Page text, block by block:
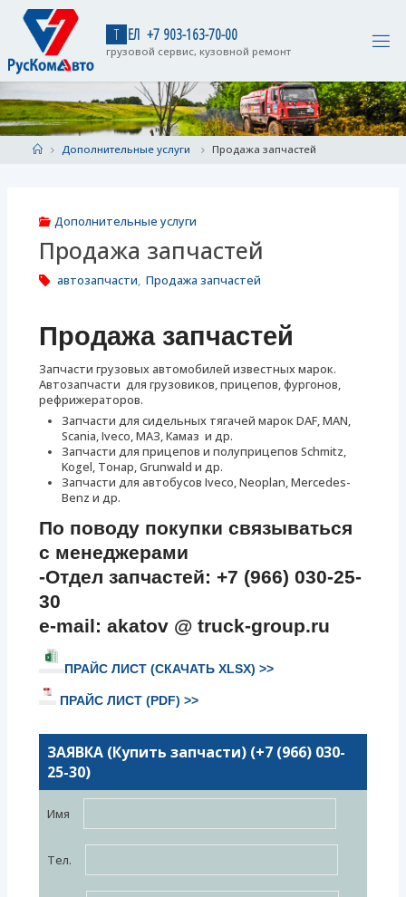
content
Т ЕЛ +7 903-163-70-00
грузовой сервис, кузовной ремонт
HomeДополнительные услуги Продажа запчастей
Дополнительные услуги
Продажа запчастей
автозапчасти, Продажа запчастей
Продажа запчастей
Запчасти грузовых автомобилей известных марок.
Автозапчасти для грузовиков, прицепов, фургонов,
рефрижераторов.
Запчасти для сидельных тягачей марок DAF, MAN,
Scania, Iveco, МАЗ, Камаз и др.
Запчасти для прицепов и полуприцепов Schmitz,
Kogel, Тонар, Grunwald и др.
Запчасти для автобусов Iveco, Neoplan, Mercedes-
Benz и др.
По поводу покупки связываться
с менеджерами
-Отдел запчастей: +7 (966) 030-25-
30
e-mail: akatov @ truck-group.ru
ПРАЙС ЛИСТ (СКАЧАТЬ XLSX) >>
ПРАЙС ЛИСТ (PDF) >>
ЗАЯВКА (Купить запчасти) (+7 (966) 030-
25-30)
Имя
Тел.